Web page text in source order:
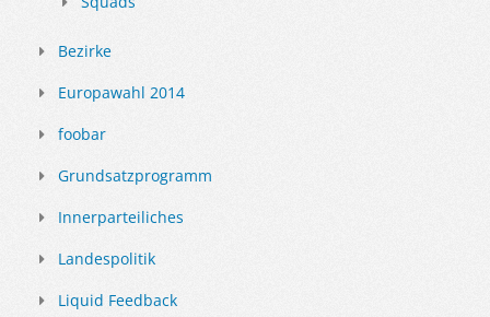
Bezirke
Europawahl 2014
foobar
Grundsatzprogramm
Innerparteiliches
Landespolitik
Liquid Feedback